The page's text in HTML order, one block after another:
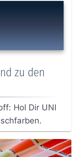
zu den
Hol Dir UNI